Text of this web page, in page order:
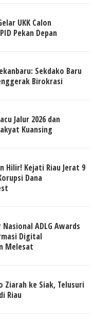
UKK Calon
Pekan Depan
Sekdako Baru
Birokrasi
Jalur 2026 dan
Kuansing
Hilir! Kejati Riau Jerat 9
Dana
Nasional ADLG Awards
Digital
Melesat
Ziarah ke Siak, Telusuri
Riau